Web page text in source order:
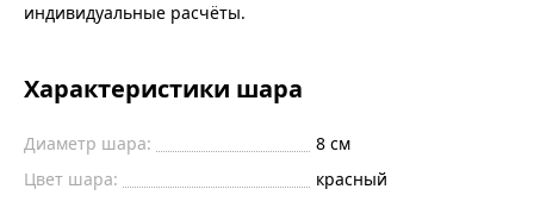
индивидуальные расчёты.
Характеристики шара
Диаметр шара:
8 см
Цвет шара:
красный